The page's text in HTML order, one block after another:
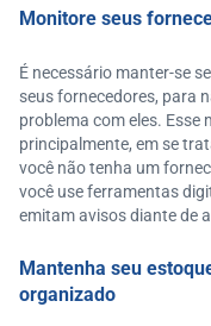
Monitore seus
É necessário manter-se
seus fornecedores, para
problema com eles.
principalmente, em se
você não tenha um
você use ferramentas
emitam avisos diante de
Mantenha seu
organizado